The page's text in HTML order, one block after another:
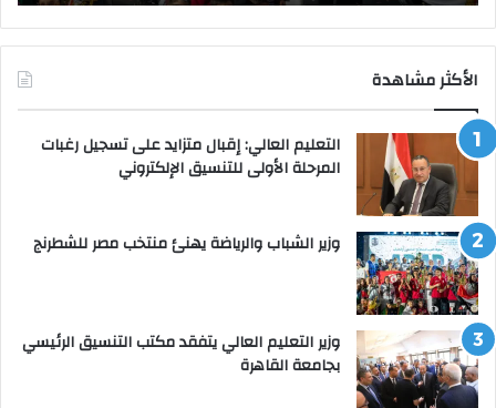
الأكثر مشاهدة
التعليم العالي: إقبال متزايد على تسجيل رغبات
المرحلة الأولى للتنسيق الإلكتروني
وزير الشباب والرياضة يهنئ منتخب مصر للشطرنج
وزير التعليم العالي يتفقد مكتب التنسيق الرئيسي
بجامعة القاهرة